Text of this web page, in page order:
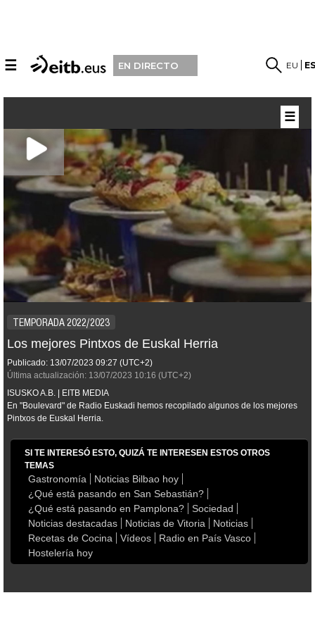
☰ EN DIRECTO EU
TEMPORADA 2022/2023
Los mejores Pintxos de Euskal Herria
Publicado: 13/07/2023 09:27 (UTC+2)
Última actualización: 13/07/2023 10:16 (UTC+2)
ISUSKO A.B. | EITB MEDIA
En "Boulevard" de Radio Euskadi hemos recopilado algunos de los mejores
Pintxos de Euskal Herria.
SI TE INTERESÓ ESTO, QUIZÁ TE INTERESEN ESTOS OTROS
TEMAS
Gastronomía
Noticias Bilbao hoy
¿Qué está pasando en San Sebastián?
¿Qué está pasando en Pamplona?
Sociedad
Noticias destacadas
Noticias de Vitoria
Noticias
Recetas de Cocina
Vídeos
Radio en País Vasco
Hostelería hoy
☰